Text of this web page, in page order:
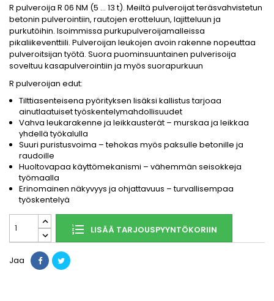
R pulveroija R 06 NM (5 … 13 t). Meiltä pulveroijat teräsvahvistetun
betonin pulverointiin, rautojen erotteluun, lajitteluun ja
purkutöihin. Isoimmissa purkupulveroijamalleissa
pikaliikeventtiili. Pulveroijan leukojen avoin rakenne nopeuttaa
pulveroitsijan työtä. Suora puominsuuntainen pulverisoija
soveltuu kasapulverointiin ja myös suorapurkuun
R pulveroijan edut:
Tilttiasenteisena pyörityksen lisäksi kallistus tarjoaa
ainutlaatuiset työskentelymahdollisuudet
Vahva leukarakenne ja leikkausterät – murskaa ja leikkaa
yhdellä työkalulla
Suuri puristusvoima – tehokas myös paksulle betonille ja
raudoille
Huoltovapaa käyttömekanismi – vähemmän seisokkeja
työmaalla
Erinomainen näkyvyys ja ohjattavuus – turvallisempaa
työskentelyä
LISÄÄ TARJOUSPYYNTÖKORIIN
Jaa